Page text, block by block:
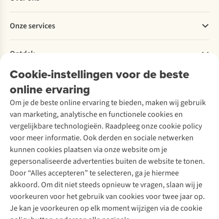
Cookie-instellingen voor de beste
online ervaring
Om je de beste online ervaring te bieden, maken wij gebruik
van marketing, analytische en functionele cookies en
vergelijkbare technologieën. Raadpleeg onze cookie policy
voor meer informatie. Ook derden en sociale netwerken
kunnen cookies plaatsen via onze website om je
gepersonaliseerde advertenties buiten de website te tonen.
Door “Alles accepteren” te selecteren, ga je hiermee
akkoord. Om dit niet steeds opnieuw te vragen, slaan wij je
voorkeuren voor het gebruik van cookies voor twee jaar op.
Je kan je voorkeuren op elk moment wijzigen via de cookie
Bestellen
Betalen
Levering
Retourneren
Bestelling herroepen
Garantie
Contact
Explore More
Verantwoord ondernemen
Over Ayacucho
Onze winkels
Over A.S.Adventure
Toegankelijkheidsverklaring
Onze services
Ski-onderhoud
Wasservice
Schoenonderhoud
Schoenherstelling
Kledingherstelling
Retouches
Voor bedrijven
Ontdek
A.S.Magazine
Podcast
Explore Academy
Explore Camp
Gear Check
Inspiratie & advies
Meld je aan voor de nieuwsbrief
Follow us
Disclaimer Privacy Policy Algemene voorwaarden